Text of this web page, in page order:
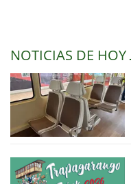
NOTICIAS DE HOY